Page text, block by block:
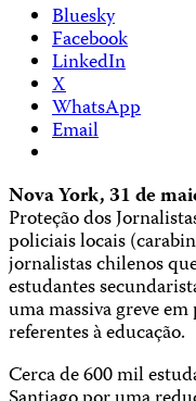
Bluesky
Facebook
LinkedIn
X
WhatsApp
Email
Nova York, 31 de
Proteção dos
policiais locais
jornalistas chilenos
estudantes
uma massiva greve
referentes à educação.
Cerca de 600 mil